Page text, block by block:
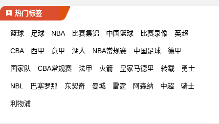
热门标签
篮球 足球 NBA 比赛集锦 中国篮球 比赛录像 英超
CBA 西甲 意甲 湖人 NBA常规赛 中国足球 德甲
国家队 CBA常规赛 法甲 火箭 皇家马德里 转载 勇士
NBL 巴塞罗那 东契奇 曼城 雷霆 阿森纳 中超 骑士
利物浦